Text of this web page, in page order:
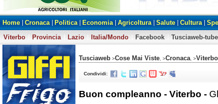
Home Cronaca Politica Economia Agricoltura Salute Cultura
Viterbo
Provincia Lazio Italia/Mondo Facebook Tusciaweb-tube
Tusciaweb >Cose Mai Viste , >Cronaca , >Viterbo
Condividi:
Buon compleanno - Viterbo -